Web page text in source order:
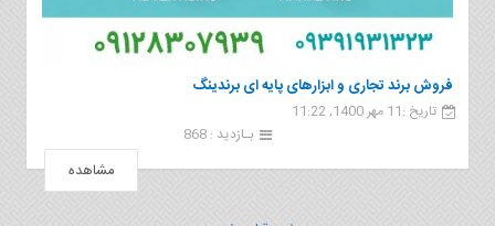
فروش برند تجاری و ابزارهای پایه ای برندینگ
تاریخ :11 مهر 1400, 11:22
بـازدید : 868
مشاهده